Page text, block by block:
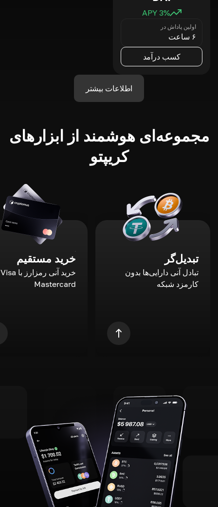
3% APY
اولین پاداش در
۶ ساعت
کسب درآمد
اطلاعات بیشتر
مجموعه‌ای هوشمند از ابزارهای
کریپتو
تبدیل‌گر
تبادل آنی دارایی‌ها بدون
کارمزد شبکه
خرید مستقیم
Mastercard